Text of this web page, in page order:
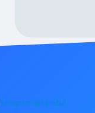
Telegram: @karabul